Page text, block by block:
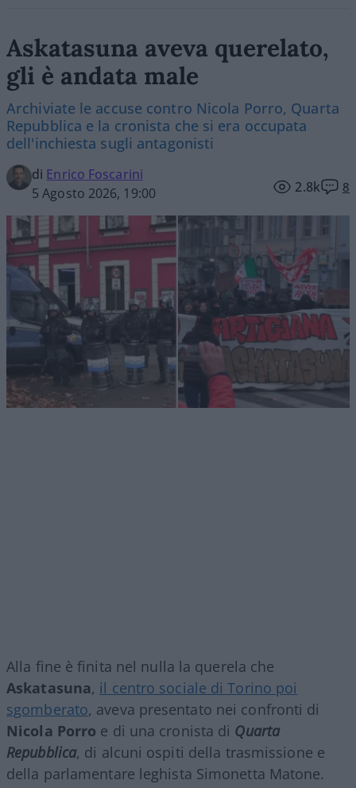
Askatasuna aveva querelato,
gli è andata male
Archiviate le accuse contro Nicola Porro, Quarta
Repubblica e la cronista che si era occupata
dell'inchiesta sugli antagonisti
di Enrico Foscarini
5 Agosto 2026, 19:00
2.8k 8
Alla fine è finita nel nulla la querela che
Askatasuna, il centro sociale di Torino poi
sgomberato, aveva presentato nei confronti di
Nicola Porro e di una cronista di Quarta
Repubblica, di alcuni ospiti della trasmissione e
della parlamentare leghista Simonetta Matone.